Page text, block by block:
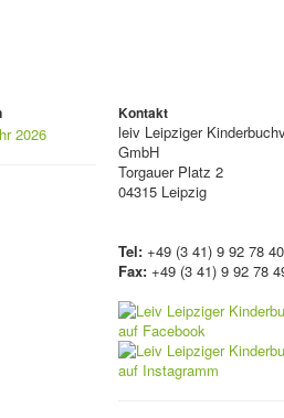
Kontakt
leiv Leipziger
GmbH
Torgauer Platz 2
04315 Leipzig
Tel: +49 (3 41) 9 92 78 40
Fax: +49 (3 41) 9 92 78